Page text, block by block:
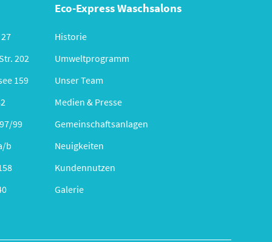
202
159
99
b
Eco-Express Waschsalons
Historie
Umweltprogramm
Unser Team
Medien & Presse
Gemeinschaftsanlagen
Neuigkeiten
Kundennutzen
Galerie